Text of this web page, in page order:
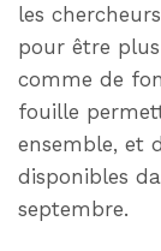
les
pour être
comme de
fouille
ensemble, et
disponibles
septembre.